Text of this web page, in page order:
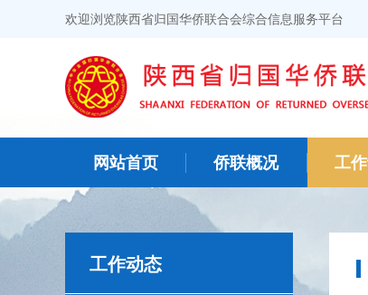
欢迎浏览陕西省归国华侨联合会综合信息服务平台
网站首页 侨联概况 工
工作动态